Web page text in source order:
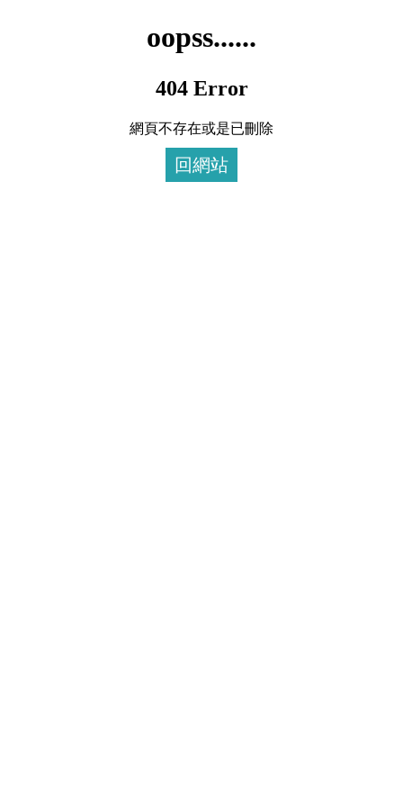
oopss......
404 Error
網頁不存在或是已刪除
回網站